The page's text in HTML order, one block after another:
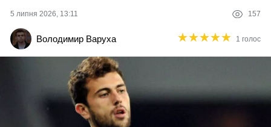
Різне
Букмекери
5 липня 2026, 13:11 157
Володимир Варуха ★★★★★
★★★★★ 1 голос